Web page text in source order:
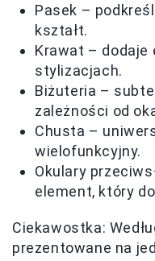
Pasek –
kształt.
Krawat – dodaje
stylizacjach.
Biżuteria –
zależności od
Chusta –
wielofunkcyjny.
Okulary
element, który
Ciekawostka:
prezentowane na